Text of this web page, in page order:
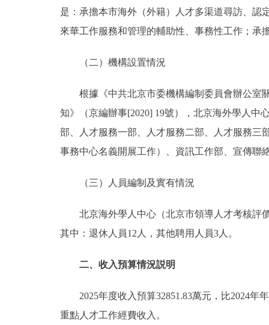
是：承擔本市海外（外籍）人才多渠道尋訪、認
來華工作服務和管理的輔助性、事務性工作；承
（二）機構設置情況
根據《中共北京市委機構編制委員會辦公室關
知》（京編辦事[2020] 19號），北京海外學人中
部、人才服務一部、人才服務二部、人才服務三
事務中心名義開展工作）、資訊工作部、宣傳聯
（三）人員編制及實有情況
北京海外學人中心（北京市領導人才考核評價
其中：退休人員12人，其他聘用人員3人。
二、收入預算情況説明
2025年度收入預算32851.83萬元，比2024年年
重點人才工作經費收入。